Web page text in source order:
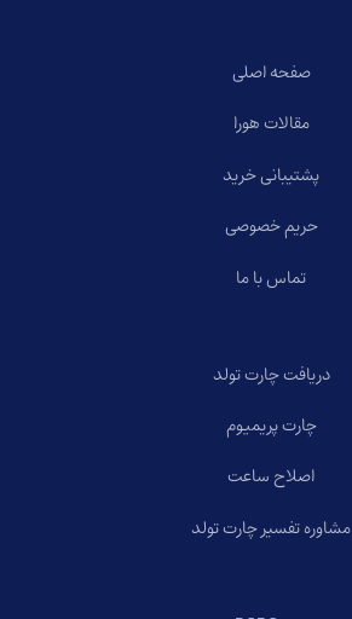
صفحه اصلی
مقالات هورا
پشتیبانی خرید
حریم خصوصی
تماس با ما
دریافت چارت تولد
چارت پریمیوم
اصلاح ساعت
مشاوره تفسیر چارت تولد